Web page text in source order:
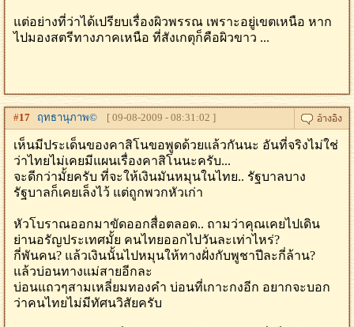
แต่อย่างที่ว่าได้เปรียบเรื่องผิวพรรณ เพราะอยู่เขตเหนือ หาก
ไปมองสตรีทางภาคเหนือ ที่สังเกตุก็คือผิวขาว ...
#17 ฤทธานุภาพ© [ 09-08-2009 - 08:31:02 ]
เห็นมีประเด็นของคาสิโนขอพูดด้วยแล้วกันนะ อันที่จริงไม่ใช่
ว่าไทยไม่เคยมีแผนเรื่องคาสิโนนะครับ...
จะดีกว่ามั้ยครับ ที่จะให้เงินมันหมุนในไทย.. รัฐบาลบาง
รัฐบาลก็เคยเล็งไว้ แต่ถูกพวกหัวเก่า
หัวโบราณออกมาขัดออกสื่อตลอด.. ถามว่าคุณเคยไปเดิน
ย่านอรัญประเทศมั้ย คนไทยออกไปวันละเท่าไหร่?
กี่พันคน? แล้วเงินนั้นไปหมุนให้ทางฝั่งกับพูชาปีละกี่ล้าน?
แล้วบ่อนทางแม่สายอีกละ
บ่อนแถวๆสามเหลี่ยมทองคำ บ่อนที่เกาะกงอีก อยากจะบอก
ว่าคนไทยไม่มีทัศนวิสัยครับ